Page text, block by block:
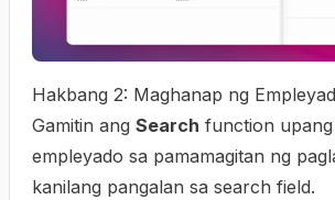
Hakbang 2: Maghanap ng
Gamitin ang Search function
empleyado sa pamamagitan ng
kanilang pangalan sa search field.